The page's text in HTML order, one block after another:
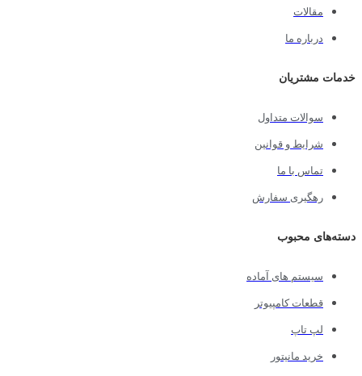
مقالات
درباره ما
خدمات مشتریان
سوالات متداول
شرایط و قوانین
تماس با ما
رهگیری سفارش
دسته‌های محبوب
سیستم های آماده
قطعات کامپیوتر
لپ تاپ
خرید مانیتور